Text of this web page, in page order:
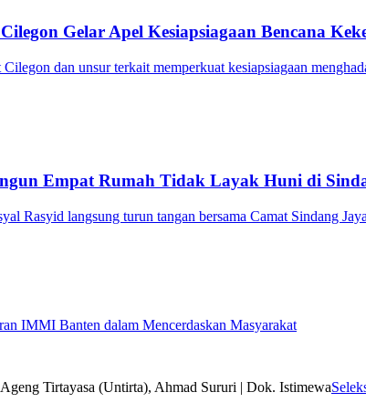
Gelar Apel Kesiapsiagaan Bencana
dan unsur terkait memperkuat kesiapsiagaan
Empat Rumah Tidak Layak Huni di
Rasyid langsung turun tangan bersama Camat Sindang
IMMI Banten dalam Mencerdaskan Masyarakat